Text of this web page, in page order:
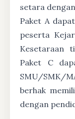
setara
Paket A
peserta
Kesetaraan
Paket C
SMU/SMK/
berhak
dengan